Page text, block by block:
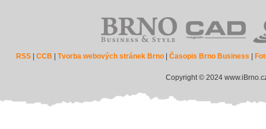
RSS |CCB |Tvorba webových stránek Brno |Časopis Brno Business
Copyright © 2024